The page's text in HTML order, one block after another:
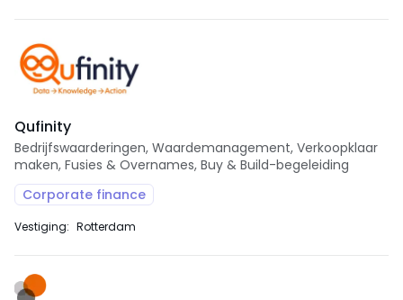
Qufinity
Bedrijfswaarderingen, Waardemanagement, Verkoopklaar
maken, Fusies & Overnames, Buy & Build-begeleiding
Corporate finance
Vestiging: Rotterdam